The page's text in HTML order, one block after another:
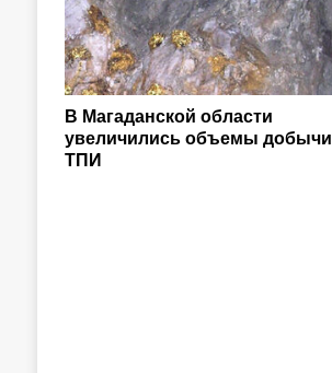
В Магаданской области
увеличились объемы добычи
ТПИ